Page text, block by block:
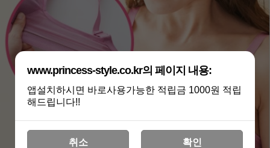
www.princess-style.co.kr의 페이지 내용:
앱설치하시면 바로사용가능한 적립금 1000원 적립
해드립니다!!
취소 확인